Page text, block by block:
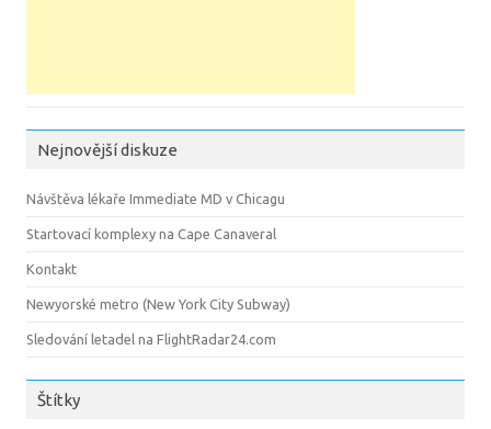
Nejnovější diskuze
Návštěva lékaře Immediate MD v Chicagu
Startovací komplexy na Cape Canaveral
Kontakt
Newyorské metro (New York City Subway)
Sledování letadel na FlightRadar24.com
Štítky